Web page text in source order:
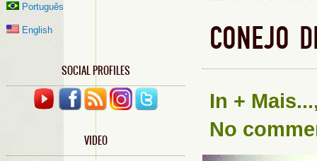
Português
English
SOCIAL PROFILES
VIDEO
CONEJO
In + Mais...
No